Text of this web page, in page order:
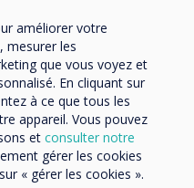
and
améliorer votre
mesurer les
que vous voyez et
En cliquant sur
à ce que tous les
appareil. Vous pouvez
et consulter notre
gérer les cookies
« gérer les cookies ».
au sujet de nos produits
ou courrier.
communications de